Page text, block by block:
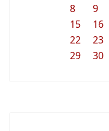
8
9
15
16
22
23
29
30